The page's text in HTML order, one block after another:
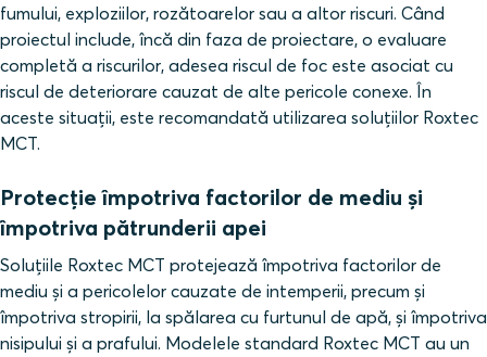
fumului, exploziilor, rozătoarelor sau a altor riscuri. Când
proiectul include, încă din faza de proiectare, o evaluare
completă a riscurilor, adesea riscul de foc este asociat cu
riscul de deteriorare cauzat de alte pericole conexe. În
aceste situații, este recomandată utilizarea soluțiilor Roxtec
MCT.
Protecție împotriva factorilor de mediu și
împotriva pătrunderii apei
Soluțiile Roxtec MCT protejează împotriva factorilor de
mediu și a pericolelor cauzate de intemperii, precum și
împotriva stropirii, la spălarea cu furtunul de apă, și împotriva
nisipului și a prafului. Modelele standard Roxtec MCT au un